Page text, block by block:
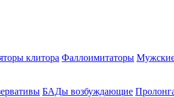
клитора Фаллоимитаторы
БАДы возбуждающие